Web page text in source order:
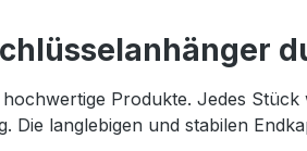
Produkte. Jedes
Die langlebigen und stabilen